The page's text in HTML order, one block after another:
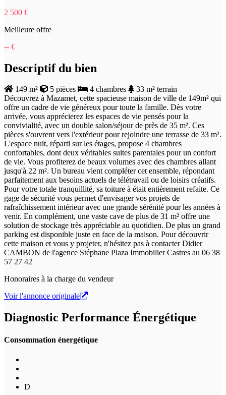
2 500 €
Meilleure offre
-- €
Descriptif du bien
149 m² 5 pièces 4 chambres
33 m² terrain
Découvrez à Mazamet, cette spacieuse maison de ville de 149m² qui
offre un cadre de vie généreux pour toute la famille. Dès votre
arrivée, vous apprécierez les espaces de vie pensés pour la
convivialité, avec un double salon/séjour de près de 35 m². Ces
pièces s'ouvrent vers l'extérieur pour rejoindre une terrasse de 33 m².
L'espace nuit, réparti sur les étages, propose 4 chambres
confortables, dont deux véritables suites parentales pour un confort
de vie. Vous profiterez de beaux volumes avec des chambres allant
jusqu'à 22 m². Un bureau vient compléter cet ensemble, répondant
parfaitement aux besoins actuels de télétravail ou de loisirs créatifs.
Pour votre totale tranquillité, sa toiture à était entièrement refaite. Ce
gage de sécurité vous permet d'envisager vos projets de
rafraîchissement intérieur avec une grande sérénité pour les années à
venir. En complément, une vaste cave de plus de 31 m² offre une
solution de stockage très appréciable au quotidien. De plus un grand
parking est disponible juste en face de la maison. Pour découvrir
cette maison et vous y projeter, n'hésitez pas à contacter Didier
CAMBON de l'agence Stéphane Plaza Immobilier Castres au 06 38
57 27 42
Honoraires à la charge du vendeur
Voir l'annonce originale
Diagnostic Performance Énergétique
Consommation énergétique
D